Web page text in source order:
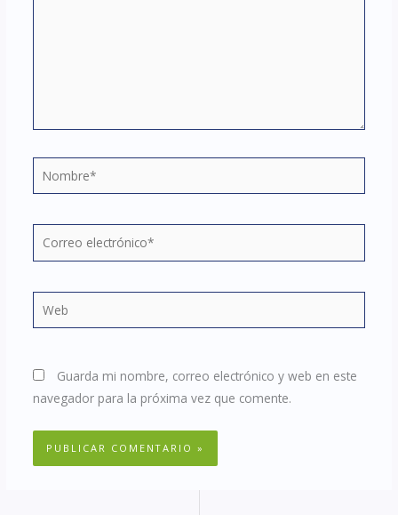
Nombre*
Correo
electrónico*
Guarda mi nombre, correo electrónico y web en este
navegador para la próxima vez que comente.